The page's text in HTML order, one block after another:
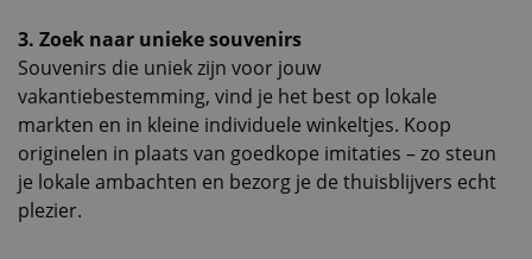
3. Zoek naar unieke souvenirs
Souvenirs die uniek zijn voor jouw
vakantiebestemming, vind je het best op lokale
markten en in kleine individuele winkeltjes. Koop
originelen in plaats van goedkope imitaties – zo steun
je lokale ambachten en bezorg je de thuisblijvers echt
plezier.